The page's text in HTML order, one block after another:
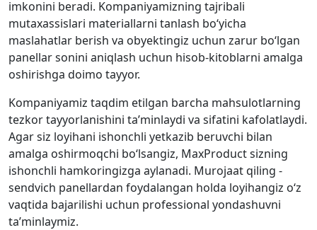
imkonini beradi. Kompaniyamizning tajribali
mutaxassislari materiallarni tanlash bo‘yicha
maslahatlar berish va obyektingiz uchun zarur bo‘lgan
panellar sonini aniqlash uchun hisob-kitoblarni amalga
oshirishga doimo tayyor.
Kompaniyamiz taqdim etilgan barcha mahsulotlarning
tezkor tayyorlanishini ta’minlaydi va sifatini kafolatlaydi.
Agar siz loyihani ishonchli yetkazib beruvchi bilan
amalga oshirmoqchi bo‘lsangiz, MaxProduct sizning
ishonchli hamkoringizga aylanadi. Murojaat qiling -
sendvich panellardan foydalangan holda loyihangiz o‘z
vaqtida bajarilishi uchun professional yondashuvni
ta’minlaymiz.